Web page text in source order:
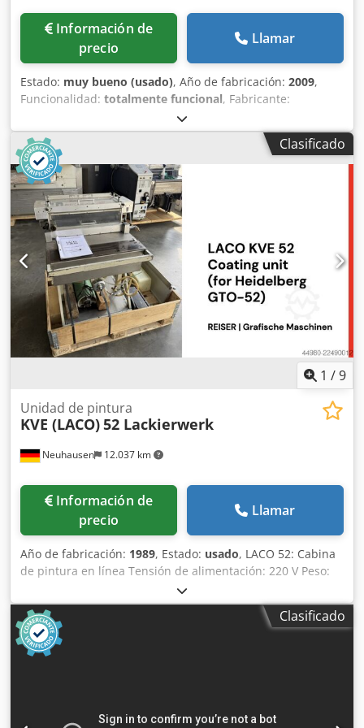
Información de
precio
Llamar
Estado: muy bueno (usado), Año de fabricación: 2009,
Funcionalidad: totalmente funcional, Fabricante:
Bacciotini Tipo de máquina: Pit Stop AF Speed Tamaño
máximo de la hoja: 50 x 85 cm Tamaño mínimo de la hoja:
10 x 15 cm Djdozrtyrjpfx Aqgsck Año de fabricación: 2009
Estado: disponible Condición: Buena Disponibilidad:
Inmediata
Clasificado
1 /9
Neuhausen 12.037 km
Unidad de pintura
KVE (LACO)52 Lackierwerk
Información de
precio
Llamar
Año de fabricación: 1989, Estado: usado, LACO 52: Cabina
de pintura en línea Tensión de alimentación: 220 V Peso:
84 kg Dedszrm R Rspfx Aqgjck Capacidad del depósito de
pintura: 3,5 litros
Clasificado